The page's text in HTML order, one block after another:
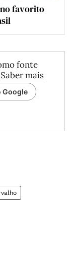
favorito
fonte
Saber mais
Google